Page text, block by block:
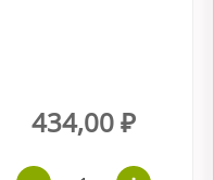
434,00 ₽